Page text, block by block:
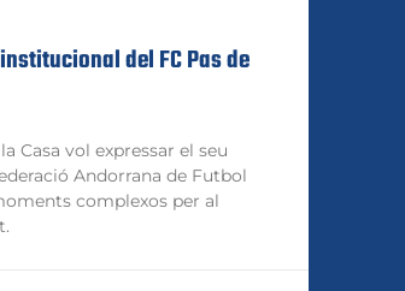
del FC Pas de
Casa vol expressar el seu
Andorrana de Futbol
complexos per al